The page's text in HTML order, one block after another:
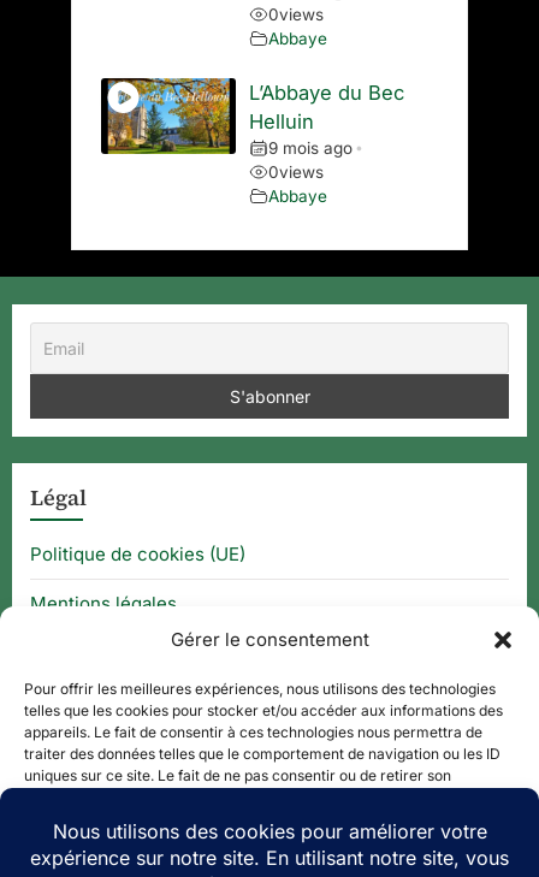
Gérer le consentement
Pour offrir les meilleures expériences, nous utilisons des technologies
telles que les cookies pour stocker et/ou accéder aux informations des
appareils. Le fait de consentir à ces technologies nous permettra de
traiter des données telles que le comportement de navigation ou les ID
uniques sur ce site. Le fait de ne pas consentir ou de retirer son
0views
Abbaye
L’Abbaye du Bec
Helluin
9 mois ago •
0views
Abbaye
Légal
Politique de cookies (UE)
Mentions légales
Thématique
QUE FAIRE À ?